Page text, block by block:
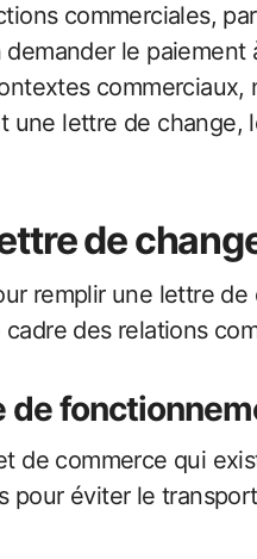
commerciales,
demander le
une lettre de change,
de
remplir une lettre
des relations
de
de commerce qui
pour éviter le